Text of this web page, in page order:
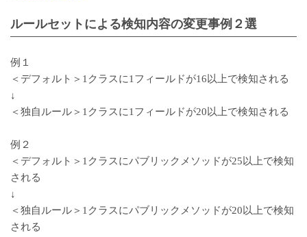
ルールセット​による検知内容の変更事例２選
例１
＜デフォルト＞1クラスに1フィールドが16以上で検知される
↓
＜独自ルール＞1クラスに1フィールドが20以上で検知される
例２
＜デフォルト＞1クラスにパブリックメソッドが25以上で検知
される
↓
＜独自ルール＞1クラスにパブリックメソッドが20以上で検知
される